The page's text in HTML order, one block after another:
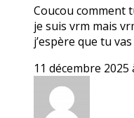
Coucou comment
je suis vrm mais
j’espère que tu
11 décembre 2025